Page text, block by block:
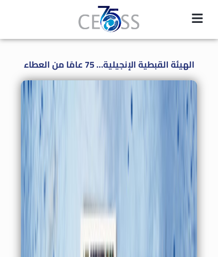
الهيئة القبطية الإنجيلية… 75 عامًا من العطاء